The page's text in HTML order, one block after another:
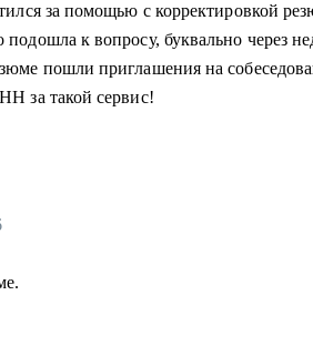
за помощью с корректировкой
подошла к вопросу, буквально через
пошли приглашения на
за такой сервис!